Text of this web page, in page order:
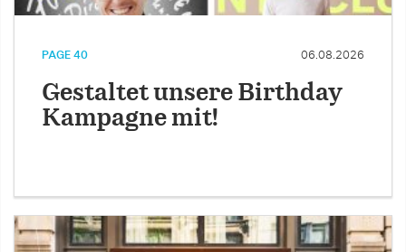
PAGE 40 06.08.2026
Gestaltet unsere Birthday
Kampagne mit!